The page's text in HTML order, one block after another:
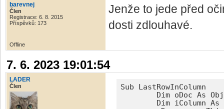
barevnej
Člen
Registrace: 6. 8. 2015
Příspěvků: 173
Jenže to jede před
dosti zdlouhavé.
Offline
7. 6. 2023 19:01:54
LADER
Člen
Sub LastRowInColumn